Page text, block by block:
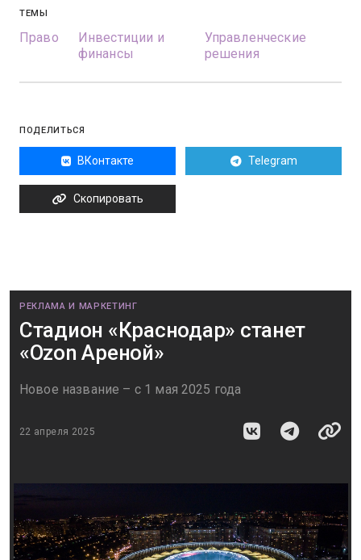
ТЕМЫ
Право
Инвестиции и
финансы
Управленческие
решения
ПОДЕЛИТЬСЯ
ВКонтакте Telegram
Скопировать
РЕКЛАМА И МАРКЕТИНГ
Стадион «Краснодар» станет
«Ozon Ареной»
Новое название – с 1 мая 2025 года
22 апреля 2025